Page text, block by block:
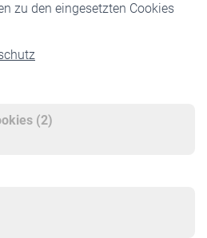
zu den eingesetzten Cookies
(2)